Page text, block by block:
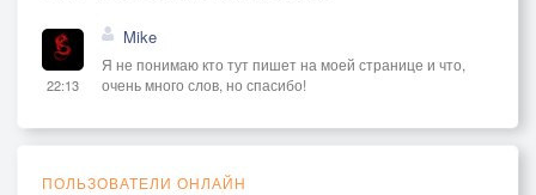
22:13
Mike
Я не понимаю кто тут пишет на моей странице и что,
очень много слов, но спасибо!
ПОЛЬЗОВАТЕЛИ ОНЛАЙН